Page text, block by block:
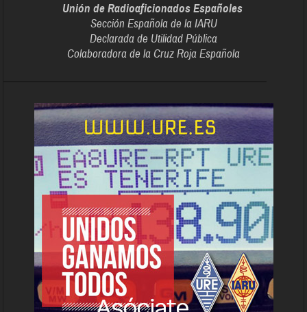
Unión de Radioaficionados Españoles
Sección Española de la IARU
Declarada de Utilidad Pública
Colaboradora de la Cruz Roja Española